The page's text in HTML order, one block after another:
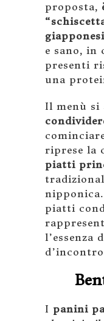
proposta,
giapponesi
e sano, in
presenti
una
Il menù si
riprese la
piatti
piatti
l’essenza
I panini